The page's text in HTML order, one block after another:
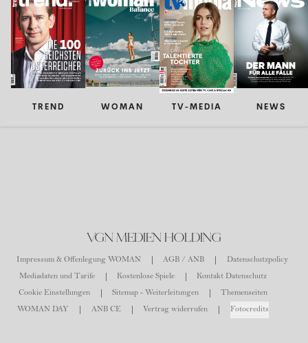
TREND WOMAN TV-MEDIA NEWS
VGN MEDIEN HOLDING
Impressum & Offenlegung WOMAN AGB / ANB
Datenschutzpolicy
Mediadaten und Tarife
Kostenlose Spiele
Kontakt Datenschutz
Cookie Einstellungen
Sitemap - Weiterleitungen
Themenseiten
WOMAN DAY
ANB CE Vertrag widerrufen Fotocredits